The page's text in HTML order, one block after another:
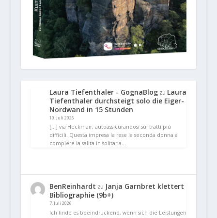
Laura Tiefenthaler - GognaBlogzu Laura
Tiefenthaler durchsteigt solo die Eiger-
Nordwand in 15 Stunden
10. Juli 2026
[…] via Heckmair, autoassicurandosi sui tratti più
difficili. Questa impresa la rese la seconda donna a
compiere la salita in solitaria…
BenReinhardt zu Janja Garnbret klettert
Bibliographie (9b+)
7. Juli 2026
Ich finde es beeindruckend, wenn sich die Leistungen